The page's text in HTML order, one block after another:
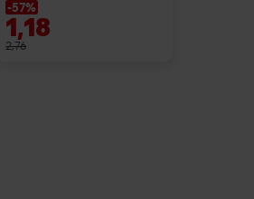
-57%
1,18
2,76